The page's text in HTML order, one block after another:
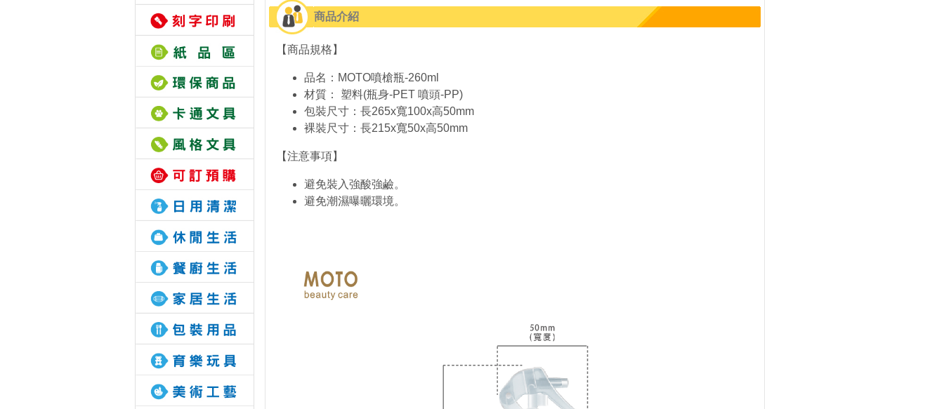
商品介紹
【商品規格】
品名：MOTO噴槍瓶-260ml
材質： 塑料(瓶身-PET 噴頭-PP)
包裝尺寸：長265x寬100x高50mm
裸裝尺寸：長215x寬50x高50mm
【注意事項】
避免裝入強酸強鹼。
避免潮濕曝曬環境。